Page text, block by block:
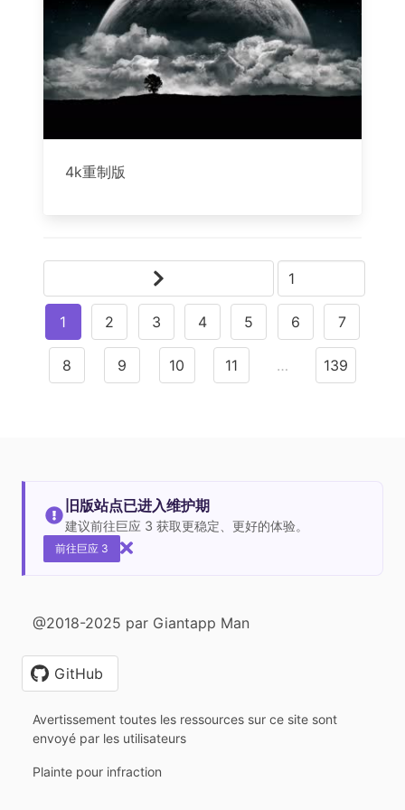
4k重制版
1 2 3 4 5 6 7
8 9 10 11 … 139
旧版站点已进入维护期
建议前往巨应 3 获取更稳定、更好的体验。
前往巨应 3
@2018-2025 par Giantapp Man
GitHub
Avertissement toutes les ressources sur ce site sont
envoyé par les utilisateurs
Plainte pour infraction